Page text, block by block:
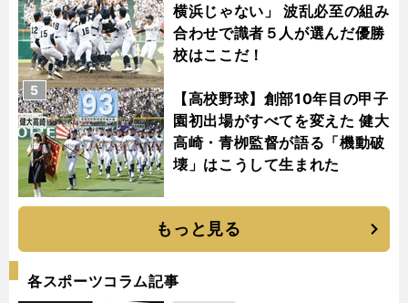
横浜じゃない」 波乱必至の組み
合わせで識者５人が選んだ優勝
校はここだ！
【高校野球】創部10年目の甲子
園初出場がすべてを変えた 健大
高崎・青栁監督が語る「機動破
壊」はこうして生まれた
5
もっと見る
各スポーツコラム記事